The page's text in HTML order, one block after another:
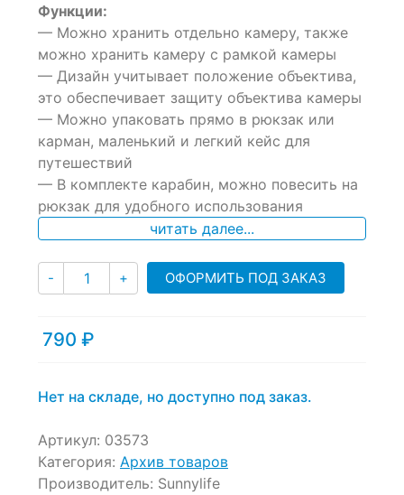
out
on
customer
ratings
Функции:
— Можно хранить отдельно камеру, также
можно хранить камеру с рамкой камеры
— Дизайн учитывает положение объектива,
это обеспечивает защиту объектива камеры
— Можно упаковать прямо в рюкзак или
карман, маленький и легкий кейс для
путешествий
— В комплекте карабин, можно повесить на
рюкзак для удобного использования
читать далее...
- Количество
+ ОФОРМИТЬ ПОД ЗАКАЗ
790 ₽
Нет на складе, но доступно под заказ.
Артикул: 03573
Категория: Архив товаров
Производитель: Sunnylife